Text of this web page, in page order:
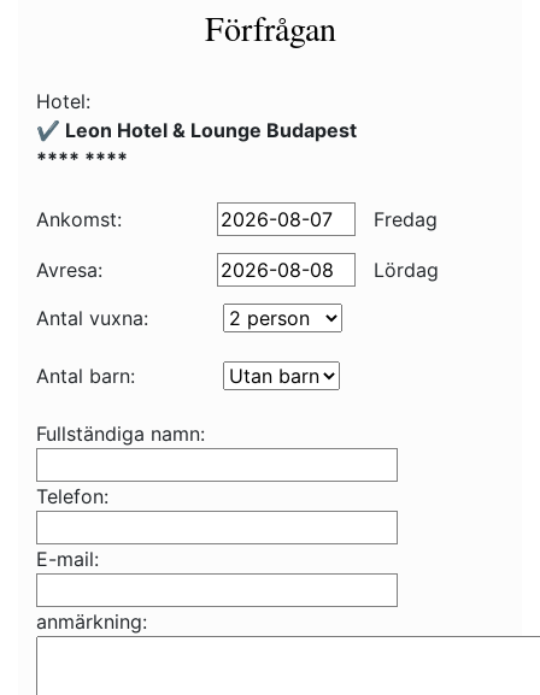
Förfrågan
Hotel:
✔️ Leon Hotel & Lounge Budapest
**** ****
Ankomst: Fredag
Avresa:
Lördag
Antal vuxna:
Antal barn:
Fullständiga namn:
Telefon:
E-mail:
anmärkning: